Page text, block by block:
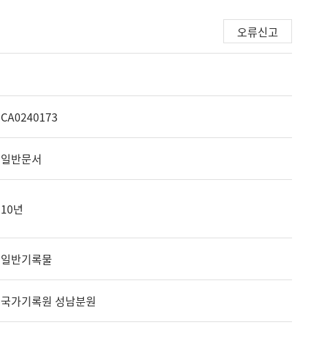
오류신고
CA0240173
일반문서
10년
일반기록물
국가기록원 성남분원